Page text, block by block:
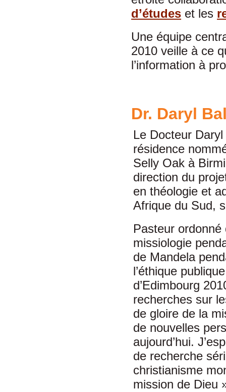
d’études et les
Une équipe
2010 veille à ce
l’information à
Dr. Daryl
Le Docteur
résidence
Selly Oak à
direction du
en théologie et
Afrique du Sud,
Pasteur ordonné
missiologie
de Mandela
l’éthique
d’Edimbourg
recherches sur
de gloire de la
de nouvelles
aujourd’hui.
de recherche
christianisme
mission de Dieu